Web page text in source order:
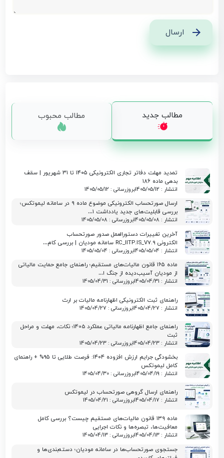
ارسال
مطالب محبوب مطالب جدید
تمدید مهلت دفاتر تجاری الکترونیکی ۱۴۰۵ تا ۳۱ شهریور | سقف
بدهی ماده ۱۸۶
انتشار : 1405/05/12 بروزرسانی : 1405/05/12
ارسال صورتحساب الکترونیکی موضوع ماده ۹ در سامانه لیموتکس؛
بررسی قابلیت‌های جدید یادداشت ۱…
انتشار : 1405/05/08 بروزرسانی : 1405/05/08
آخرین تغییرات دستورالعمل صدور صورتحساب
الکترونی RC_IITP.IS_V7.9 سامانه مودیان | بررسی کام…
انتشار : 1405/05/04 بروزرسانی : 1405/05/04
ماده ۱۶۵ قانون مالیات‌های مستقیم؛ راهنمای جامع حمایت مالیاتی
از مودیان آسیب‌دیده از جنگ ا…
انتشار : 1405/04/31 بروزرسانی : 1405/04/31
راهنمای ثبت الکترونیکی اظهارنامه مالیات بر ارث
انتشار : 1405/04/27 بروزرسانی : 1405/04/27
راهنمای جامع اظهارنامه مالیاتی عملکرد 1405؛ نکات، مهلت و مراحل
ثبت
انتشار : 1405/04/23 بروزرسانی : 1405/04/23
بخشودگی جرایم ارزش افزوده ۱۴۰۴: فرصت طلایی تا ۹۵% + راهنمای
کامل لیموتکس
انتشار : 1405/04/19 بروزرسانی : 1405/04/30
راهنمای ارسال گروهی صورتحساب در لیموتکس
انتشار : 1405/04/17 بروزرسانی : 1405/04/21
ماده ۱۳۹ قانون مالیات‌های مستقیم چیست؟ بررسی کامل
معافیت‌ها، تبصره‌ها و نکات اجرایی
انتشار : 1405/04/13 بروزرسانی : 1405/04/13
جستجوی صورتحساب‌ها در سامانه مودیان؛ دسته‌بندی‌ها و